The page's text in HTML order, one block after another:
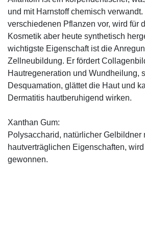
und mit Harnstoff chemisch verwandt.
verschiedenen Pflanzen vor, wird für
Kosmetik aber heute synthetisch
wichtigste Eigenschaft ist die
Zellneubildung. Er fördert
Hautregeneration und Wundheilung,
Desquamation, glättet die Haut und
Dermatitis hautberuhigend wirken.
Xanthan Gum:
Polysaccharid, natürlicher Gelbildner
hautverträglichen Eigenschaften,
gewonnen.